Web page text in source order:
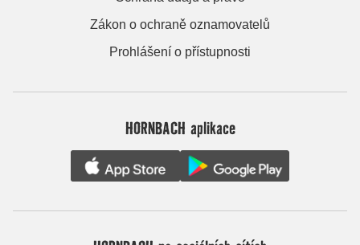
Zákon o ochraně oznamovatelů
Prohlášení o přístupnosti
HORNBACH aplikace